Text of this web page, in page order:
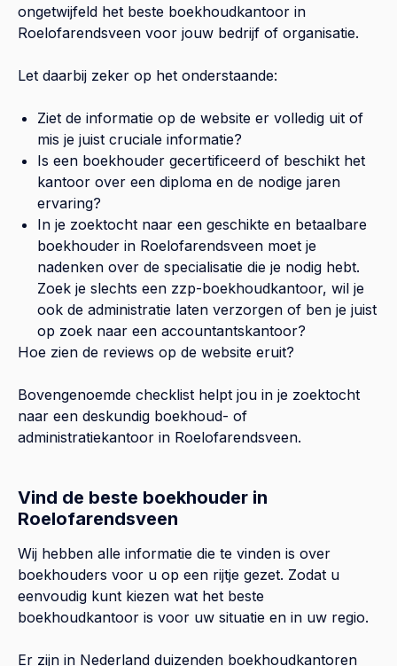
ongetwijfeld het beste boekhoudkantoor in
Roelofarendsveen voor jouw bedrijf of organisatie.
Let daarbij zeker op het onderstaande:
Ziet de informatie op de website er volledig uit of
mis je juist cruciale informatie?
Is een boekhouder gecertificeerd of beschikt het
kantoor over een diploma en de nodige jaren
ervaring?
In je zoektocht naar een geschikte en betaalbare
boekhouder in Roelofarendsveen moet je
nadenken over de specialisatie die je nodig hebt.
Zoek je slechts een zzp-boekhoudkantoor, wil je
ook de administratie laten verzorgen of ben je juist
op zoek naar een accountantskantoor?
Hoe zien de reviews op de website eruit?
Bovengenoemde checklist helpt jou in je zoektocht
naar een deskundig boekhoud- of
administratiekantoor in Roelofarendsveen.
Vind de beste boekhouder in
Roelofarendsveen
Wij hebben alle informatie die te vinden is over
boekhouders voor u op een rijtje gezet. Zodat u
eenvoudig kunt kiezen wat het beste
boekhoudkantoor is voor uw situatie en in uw regio.
Er zijn in Nederland duizenden boekhoudkantoren